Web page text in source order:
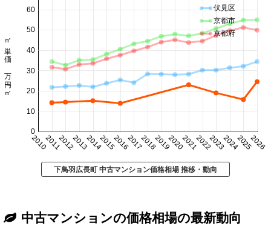
20102011201220132014201520162017201820192020202120222023202420252026
0
10
20
30
40
50
60
㎡単価 万円/㎡
伏見区
京都市
京都府
下鳥羽広長町 中古マンション価格相場 推移・動向
中古マンションの価格相場の最新動向